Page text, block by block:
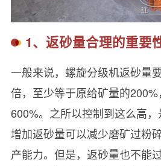
1、返砂量合理的重要
一般来说，螺旋分级机返砂量
倍，至少等于原给矿量的
600%。之所以控制到这么高
增加返砂量可以减少磨矿过粉
产能力。但是，返砂量也不能